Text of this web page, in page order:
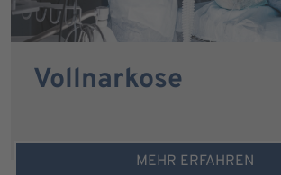
Vollnarkose
MEHR ERFAHREN